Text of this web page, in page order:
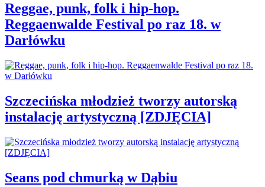
Reggae, punk, folk i hip-hop.
Reggaenwalde Festival po raz 18. w
Darłówku
Szczecińska młodzież tworzy autorską
instalację artystyczną [ZDJĘCIA]
Seans pod chmurką w Dąbiu